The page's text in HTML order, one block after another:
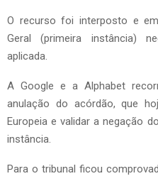
O recurso foi interposto e
Geral (primeira instância)
aplicada.
A Google e a Alphabet
anulação do acórdão, que
Europeia e validar a negação
instância.
Para o tribunal ficou